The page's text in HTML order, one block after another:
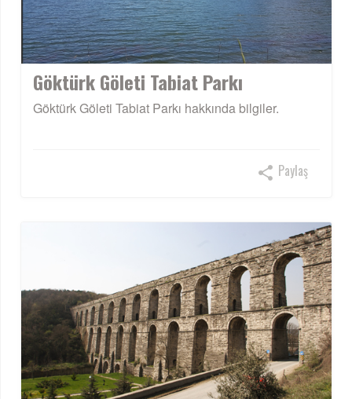
Göktürk Göleti Tabiat Parkı
Göktürk Göleti Tabiat Parkı hakkında bilgiler.
Paylaş